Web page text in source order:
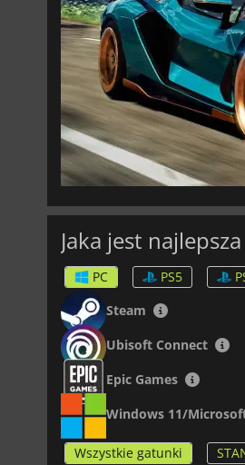
Jaka jest
PC PS5
Steam
Ubisoft Connect
Epic Games
Windows 11/
Wszystkie gatunki